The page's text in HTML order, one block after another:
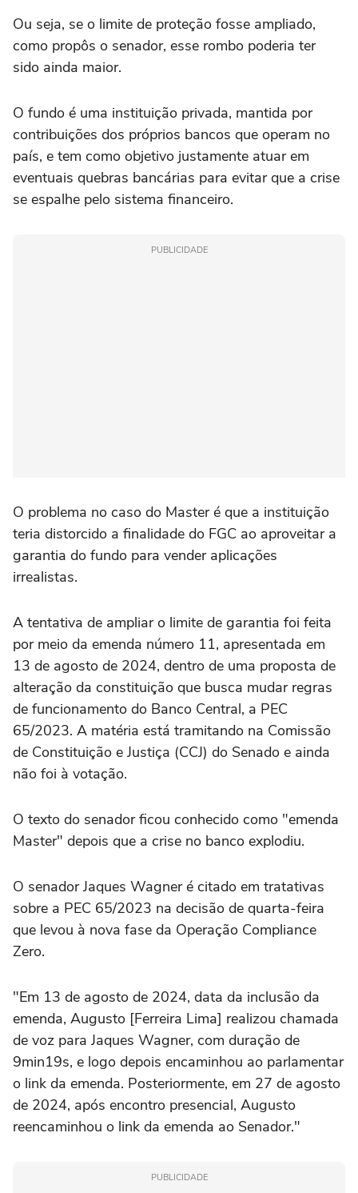
Ou seja, se o limite de proteção fosse ampliado,
como propôs o senador, esse rombo poderia ter
sido ainda maior.
O fundo é uma instituição privada, mantida por
contribuições dos próprios bancos que operam no
país, e tem como objetivo justamente atuar em
eventuais quebras bancárias para evitar que a crise
se espalhe pelo sistema financeiro.
PUBLICIDADE
O problema no caso do Master é que a instituição
teria distorcido a finalidade do FGC ao aproveitar a
garantia do fundo para vender aplicações
irrealistas.
A tentativa de ampliar o limite de garantia foi feita
por meio da emenda número 11, apresentada em
13 de agosto de 2024, dentro de uma proposta de
alteração da constituição que busca mudar regras
de funcionamento do Banco Central, a PEC
65/2023. A matéria está tramitando na Comissão
de Constituição e Justiça (CCJ) do Senado e ainda
não foi à votação.
O texto do senador ficou conhecido como "emenda
Master" depois que a crise no banco explodiu.
O senador Jaques Wagner é citado em tratativas
sobre a PEC 65/2023 na decisão de quarta-feira
que levou à nova fase da Operação Compliance
Zero.
"Em 13 de agosto de 2024, data da inclusão da
emenda, Augusto [Ferreira Lima] realizou chamada
de voz para Jaques Wagner, com duração de
9min19s, e logo depois encaminhou ao parlamentar
o link da emenda. Posteriormente, em 27 de agosto
de 2024, após encontro presencial, Augusto
reencaminhou o link da emenda ao Senador."
PUBLICIDADE